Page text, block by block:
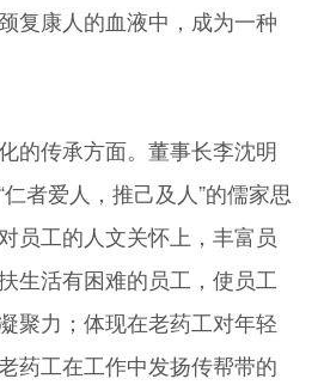
复康人的血液中，成为一种
的传承方面。董事长李沈明
者爱人，推己及人”的儒家思
员工的人文关怀上，丰富员
生活有困难的员工，使员工
聚力；体现在老药工对年轻
药工在工作中发扬传帮带的